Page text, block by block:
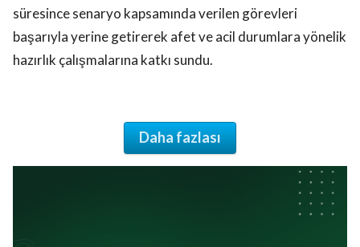
süresince senaryo kapsamında verilen görevleri
başarıyla yerine getirerek afet ve acil durumlara yönelik
hazırlık çalışmalarına katkı sundu.
Daha fazlası